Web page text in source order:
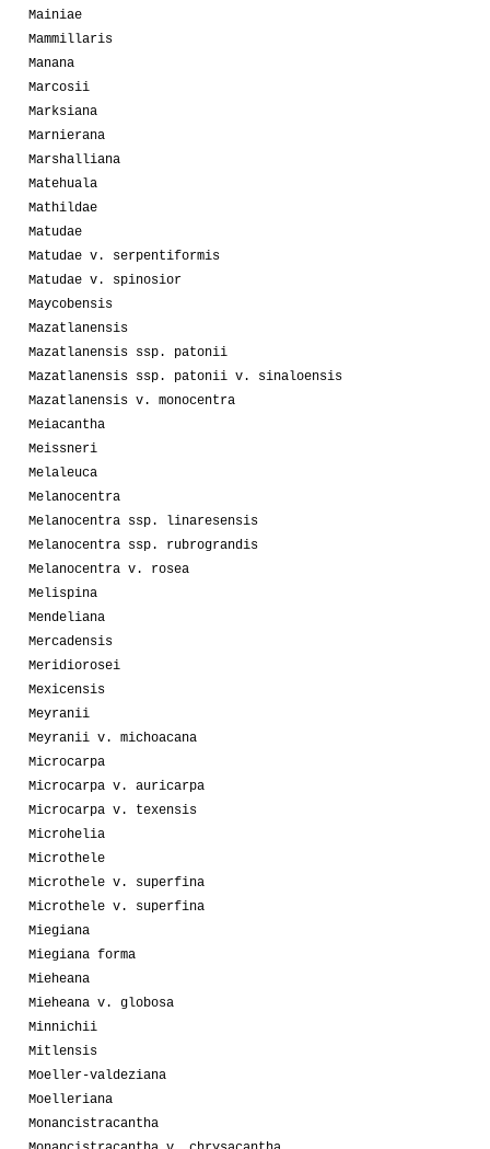
Mainiae
Mammillaris
Manana
Marcosii
Marksiana
Marnierana
Marshalliana
Matehuala
Mathildae
Matudae
Matudae v. serpentiformis
Matudae v. spinosior
Maycobensis
Mazatlanensis
Mazatlanensis ssp. patonii
Mazatlanensis ssp. patonii v. sinaloensis
Mazatlanensis v. monocentra
Meiacantha
Meissneri
Melaleuca
Melanocentra
Melanocentra ssp. linaresensis
Melanocentra ssp. rubrograndis
Melanocentra v. rosea
Melispina
Mendeliana
Mercadensis
Meridiorosei
Mexicensis
Meyranii
Meyranii v. michoacana
Microcarpa
Microcarpa v. auricarpa
Microcarpa v. texensis
Microhelia
Microthele
Microthele v. superfina
Microthele v. superfina
Miegiana
Miegiana forma
Mieheana
Mieheana v. globosa
Minnichii
Mitlensis
Moeller-valdeziana
Moelleriana
Monancistracantha